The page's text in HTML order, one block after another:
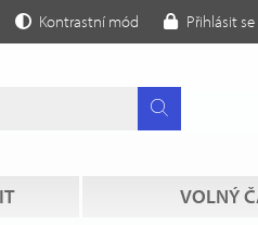
Kontrastní mód Přihlásit se
VOLNÝ